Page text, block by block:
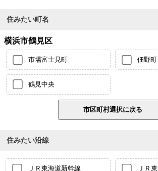
住みたい町名
横浜市鶴見区
市場富士見町 佃野町
鶴見中央
住みたい沿線
ＪＲ東海道新幹線 ＪＲ